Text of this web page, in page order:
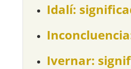
Idalí:
Ivernar: